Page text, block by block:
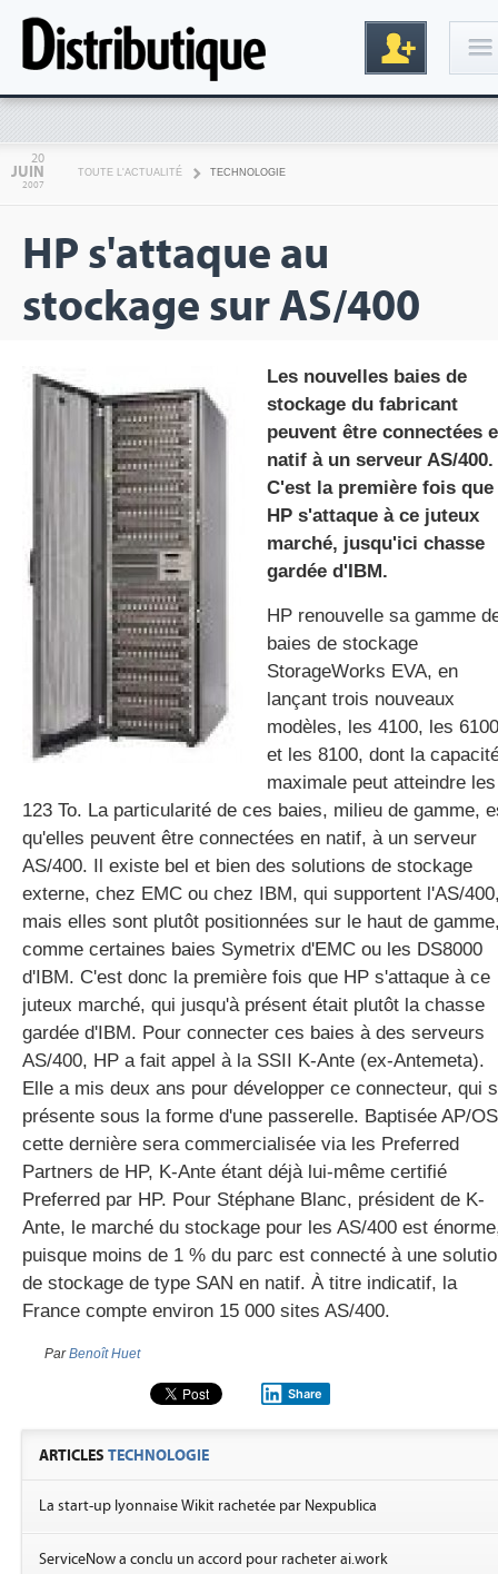
gratuite
20
JUIN
2007
TOUTE L'ACTUALITÉ TECHNOLOGIE
HP s'attaque au
stockage sur AS/400
Les nouvelles baies de
stockage du fabricant
peuvent être connectées
natif à un serveur AS/400.
C'est la première fois que
HP s'attaque à ce juteux
marché, jusqu'ici chasse
gardée d'IBM.
HP renouvelle sa gamme
baies de stockage
StorageWorks EVA, en
lançant trois nouveaux
modèles, les 4100, les 6100
et les 8100, dont la
maximale peut atteindre les
123 To. La particularité de ces baies, milieu de gamme,
qu'elles peuvent être connectées en natif, à un serveur
AS/400. Il existe bel et bien des solutions de stockage
externe, chez EMC ou chez IBM, qui supportent l'AS/
mais elles sont plutôt positionnées sur le haut de
comme certaines baies Symetrix d'EMC ou les DS8000
d'IBM. C'est donc la première fois que HP s'attaque à ce
juteux marché, qui jusqu'à présent était plutôt la chasse
gardée d'IBM. Pour connecter ces baies à des serveurs
AS/400, HP a fait appel à la SSII K-Ante (ex-Antemeta).
Elle a mis deux ans pour développer ce connecteur, qui
présente sous la forme d'une passerelle. Baptisée AP/
cette dernière sera commercialisée via les Preferred
Partners de HP, K-Ante étant déjà lui-même certifié
Preferred par HP. Pour Stéphane Blanc, président de K-
Ante, le marché du stockage pour les AS/400 est
puisque moins de 1 % du parc est connecté à une
de stockage de type SAN en natif. À titre indicatif, la
France compte environ 15 000 sites AS/400.
ParBenoît Huet
Share
ARTICLES TECHNOLOGIE
La start-up lyonnaise Wikit rachetée par Nexpublica
ServiceNow a conclu un accord pour racheter ai.work